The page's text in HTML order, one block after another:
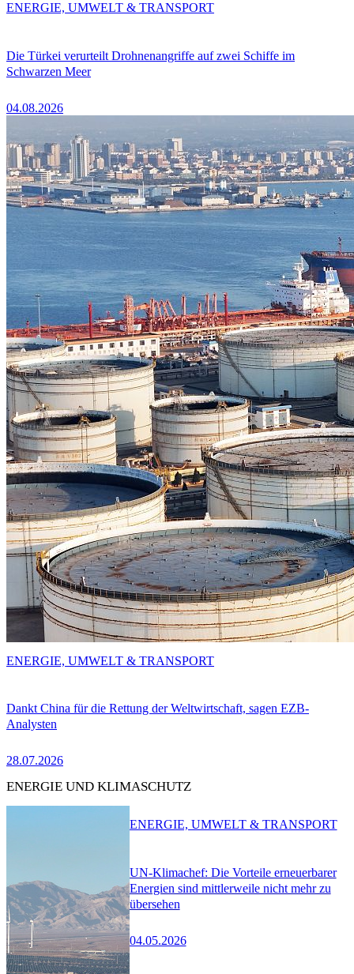
Die Türkei verurteilt Drohnenangriffe auf zwei Schiffe im
Schwarzen Meer
04.08.2026
ENERGIE, UMWELT & TRANSPORT
Dankt China für die Rettung der Weltwirtschaft, sagen EZB-
Analysten
28.07.2026
ENERGIE, UMWELT & TRANSPORT
ENERGIE UND KLIMASCHUTZ
UN-Klimachef: Die Vorteile erneuerbarer
Energien sind mittlerweile nicht mehr zu
übersehen
04.05.2026
ENERGIE, UMWELT & TRANSPORT